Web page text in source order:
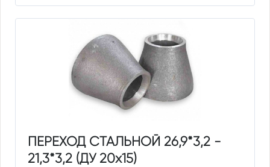
ПЕРЕХОД СТАЛЬНОЙ 26,9*3,2 -
21,3*3,2 (ДУ 20х15)